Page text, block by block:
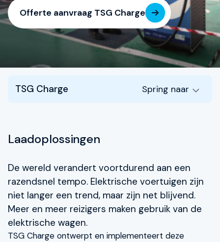
My TSG
Nieuws
Partners
Certificeringen
Offerte aanvraag TSG Charge
TSG Charge Spring naar
Laadoplossingen
De wereld verandert voortdurend aan een
razendsnel tempo. Elektrische voertuigen zijn
niet langer een trend, maar zijn net blijvend.
Meer en meer reizigers maken gebruik van de
elektrische wagen.
TSG Charge ontwerpt en implementeert deze